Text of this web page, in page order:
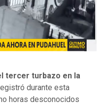
tercer turbazo en la
durante esta
horas desconocidos